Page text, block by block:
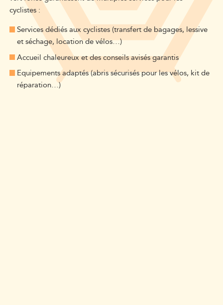
cyclistes :
Services dédiés aux cyclistes (transfert de bagages, lessive
et séchage, location de vélos…)
Accueil chaleureux et des conseils avisés garantis
Equipements adaptés (abris sécurisés pour les vélos, kit de
réparation…)